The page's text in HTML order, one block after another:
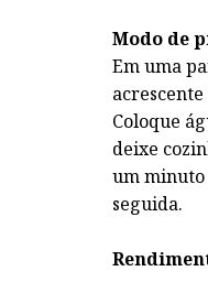
Modo de
Em uma
Coloque
deixe
um minuto
seguida.